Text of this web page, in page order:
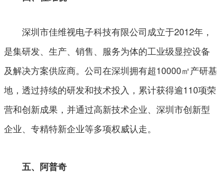
深圳市佳维视电子科技有限公司成立于2012年，
是集研发、生产、销售、服务为体的工业级显控设备
及解决方案供应商。公司在深圳拥有超10000㎡产研基
地，透过持续的研发和技术投入，累计获得逾110项荣
营和创新成果，并通过高新技术企业、深圳市创新型
企业、专精特新企业等多项权威认走。
五、阿普奇